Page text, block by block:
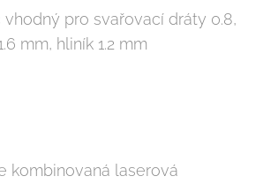
vhodný pro svařovací dráty 0.8,
mm, hliník 1.2 mm
kombinovaná laserová